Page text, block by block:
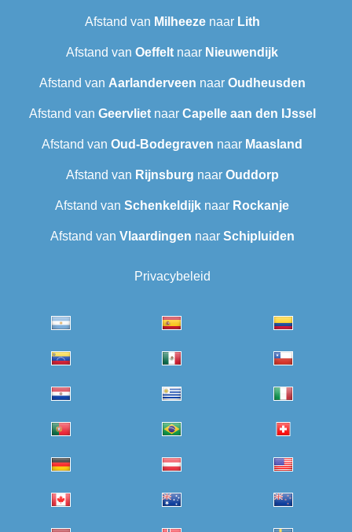
Afstand van Milheezenaar Lith
Afstand van Oeffelt naar Nieuwendijk
Afstand van Aarlanderveen naar Oudheusden
Afstand van Geervlietnaar Capelle aan den IJssel
Afstand van Oud-Bodegraven‎ naar Maasland
Afstand van Rijnsburg naar Ouddorp
Afstand van Schenkeldijk naar Rockanje
Afstand van Vlaardingen naar Schipluiden
Privacybeleid